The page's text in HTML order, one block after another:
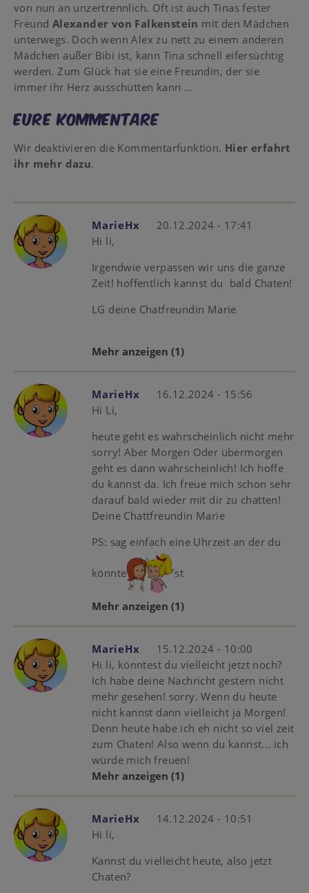
von nun an unzertrennlich. Oft ist auch Tinas fester
Freund Alexander von Falkenstein mit den Mädchen
unterwegs. Doch wenn Alex zu nett zu einem anderen
Mädchen außer Bibi ist, kann Tina schnell eifersüchtig
werden. Zum Glück hat sie eine Freundin, der sie
immer ihr Herz ausschütten kann …
Eure Kommentare
Wir deaktivieren die Kommentarfunktion. Hier erfahrt
ihr mehr dazu.
MarieHx
20.12.2024 - 17:41
Hi li,
Irgendwie verpassen wir uns die ganze
Zeit! hoffentlich kannst du bald Chaten!
LG deine Chatfreundin Marie
Mehr anzeigen (1)
MarieHx
16.12.2024 - 15:56
Hi Li,
heute geht es wahrscheinlich nicht mehr
sorry! Aber Morgen Oder übermorgen
geht es dann wahrscheinlich! Ich hoffe
du kannst da. Ich freue mich schon sehr
darauf bald wieder mit dir zu chatten!
Deine Chattfreundin Marie
PS: sag einfach eine Uhrzeit an der du
könnte st
Mehr anzeigen (1)
MarieHx
15.12.2024 - 10:00
Hi li, könntest du vielleicht jetzt noch?
Ich habe deine Nachricht gestern nicht
mehr gesehen! sorry. Wenn du heute
nicht kannst dann vielleicht ja Morgen!
Denn heute habe ich eh nicht so viel zeit
zum Chaten! Also wenn du kannst... ich
würde mich freuen!
Mehr anzeigen (1)
MarieHx
14.12.2024 - 10:51
Hi li,
Kannst du vielleicht heute, also jetzt
Chaten?